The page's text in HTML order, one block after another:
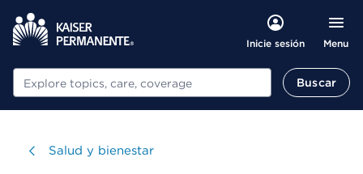
Inicie sesión Menu
Buscar Buscar
Visitar
Salud y bienestar